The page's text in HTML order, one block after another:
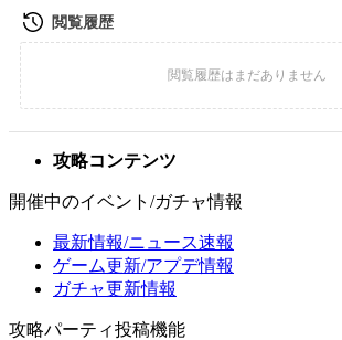
攻略コンテンツ
開催中のイベント/ガチャ情報
最新情報/ニュース速報
ゲーム更新/アプデ情報
ガチャ更新情報
攻略パーティ投稿機能